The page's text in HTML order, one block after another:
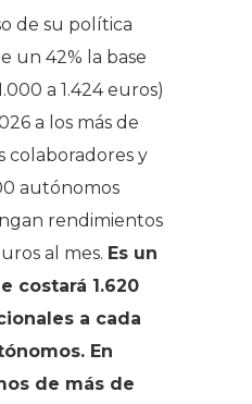
de su política
un 42% la base
a 1.424 euros)
a los más de
colaboradores y
autónomos
rendimientos
al mes. Es un
costará 1.620
a cada
En
de más de